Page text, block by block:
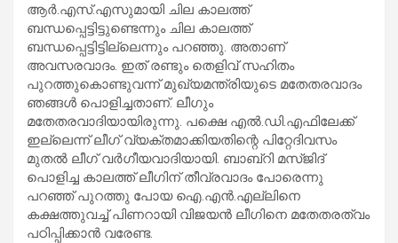
ആര്‍.എസ്.എസുമായി ചില കാലത്ത്
ബന്ധപ്പെട്ടിട്ടുണ്ടെന്നും ചില കാലത്ത്
ബന്ധപ്പെട്ടിട്ടില്ലെന്നും പറഞ്ഞു. അതാണ്
അവസരവാദം. ഇത് രണ്ടും തെളിവ് സഹിതം
പുറത്തുകൊണ്ടുവന്ന് മുഖ്യമന്ത്രിയുടെ മതേതരവാദം
ഞങ്ങള്‍ പൊളിച്ചതാണ്. ലീഗും
മതേതരവാദിയായിരുന്നു. പക്ഷെ എല്‍.ഡി.എഫിലേക്ക്
ഇല്ലെന്ന് ലീഗ് വ്യക്തമാക്കിയതിന്റെ പിറ്റേദിവസം
മുതല്‍ ലീഗ് വര്‍ഗീയവാദിയായി. ബാബ്‌റി മസ്ജിദ്
പൊളിച്ച കാലത്ത് ലീഗിന് തീവ്രവാദം പോരെന്നു
പറഞ്ഞ് പുറത്തു പോയ ഐ.എന്‍.എല്ലിനെ
കക്ഷത്തുവച്ച് പിണറായി വിജയന്‍ ലീഗിനെ മതേതരത്വം
പഠിപ്പിക്കാന്‍ വരേണ്ട.